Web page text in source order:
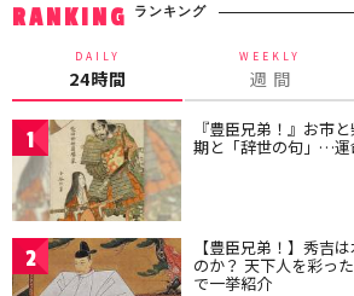
RANKING ランキング
DAILY
24時間
WEEKLY
週 間
1 『豊臣兄弟！』お市
期と「辞世の句」…運
2 【豊臣兄弟！】秀吉
のか？ 天下人を彩っ
で一挙紹介